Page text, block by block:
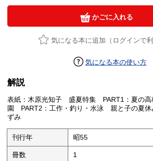
かごに入れる
気になる本に追加（ログインで利
気になる本の使い方
解説
表紙：木原光知子 盛夏特集 PART1：夏の高
園 PART2：工作・釣り・水泳 親と子の夏
ずみ
刊行年 昭55
冊数 1